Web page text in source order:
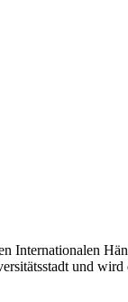
Internationalen
und wird